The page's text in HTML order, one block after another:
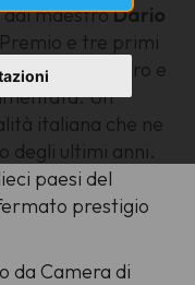
dal maestroDario
e tre primi
sacro e
Un
italiana che ne
degli ultimi anni.
paesi del
prestigio
da Camera di